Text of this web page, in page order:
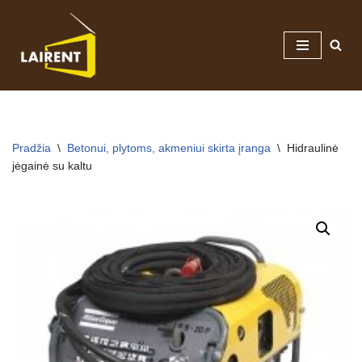
to
Pradžia \ Betonui, plytoms, akmeniui skirta įranga \ Hidraulinė
jėgainė su kaltu